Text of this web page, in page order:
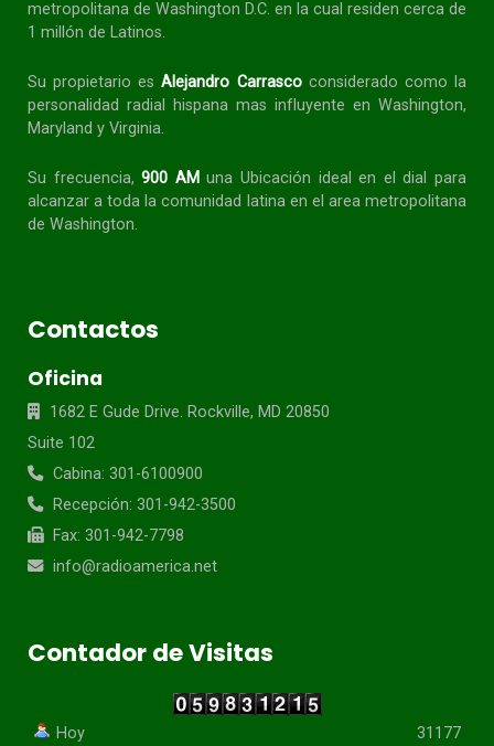
metropolitana de Washington D.C. en la cual residen cerca de
1 millón de Latinos.
Su propietario esAlejandro Carrascoconsiderado como la
personalidad radial
hispana mas influyente en Washington,
Maryland y Virginia.
Su frecuencia, 900 AM una Ubicación ideal en el dial para
alcanzar a toda lacomunidad latina en el area metropolitana
de Washington.
Contactos
Oficina
1682 E Gude Drive. Rockville, MD 20850
Suite 102
Cabina: 301-6100900
Recepción: 301-942-3500
Fax: 301-942-7798
info@radioamerica.net
Contador de Visitas
Hoy 31177